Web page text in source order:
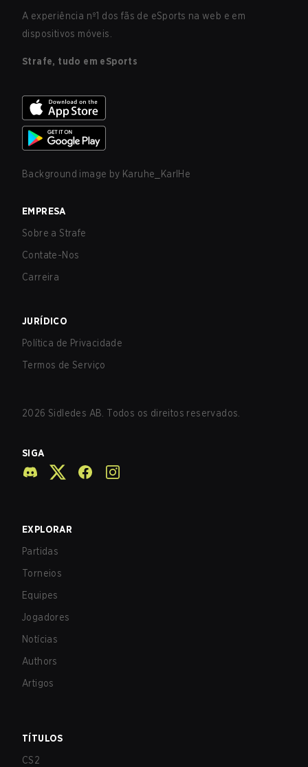
A experiência nº1 dos fãs de eSports na web e em
dispositivos móveis.
Strafe, tudo em eSports
Background image by Karuhe_KarlHe
EMPRESA
Sobre a Strafe
Contate-Nos
Carreira
JURÍDICO
Política de Privacidade
Termos de Serviço
2026 Sidledes AB. Todos os direitos reservados.
SIGA
EXPLORAR
Partidas
Torneios
Equipes
Jogadores
Notícias
Authors
Artigos
TÍTULOS
CS2